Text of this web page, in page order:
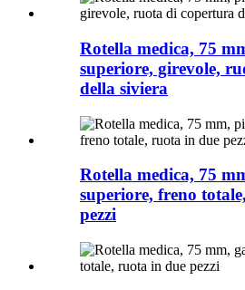
Rotella medica, 75
superiore, girevole,
della siviera
Rotella medica, 75
superiore, freno
pezzi